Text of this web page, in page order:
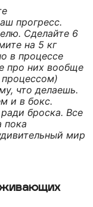
прогресс.
Сделайте 6
на 5 кг
в процессе
про них вообще
что делаешь.
и в бокс.
броска. Все
пока
мир